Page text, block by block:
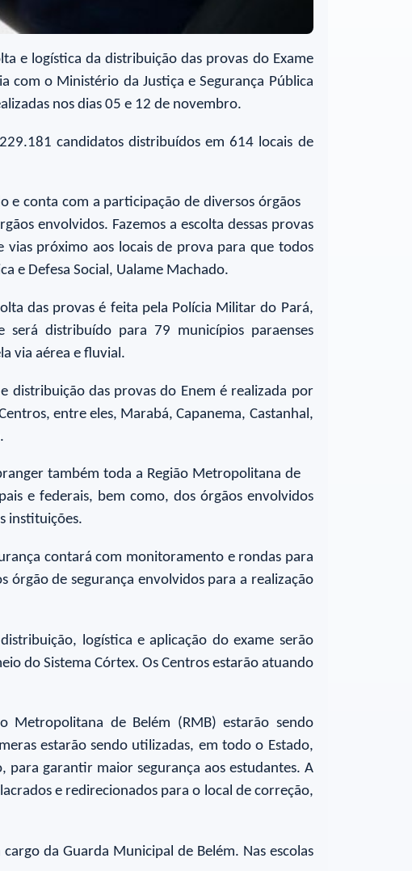
e logística da distribuição das provas do Exame
com o Ministério da Justiça e Segurança Pública
nos dias 05 e 12 de novembro.
candidatos distribuídos em 614 locais de
e conta com a participação de diversos órgãos
envolvidos. Fazemos a escolta dessas provas
vias próximo aos locais de prova para que todos
e Defesa Social, Ualame Machado.
das provas é feita pela Polícia Militar do Pará,
distribuído para 79 municípios paraenses
via aérea e fluvial.
distribuição das provas do Enem é realizada por
entre eles, Marabá, Capanema, Castanhal,
também toda a Região Metropolitana de
e federais, bem como, dos órgãos envolvidos
instituições.
contará com monitoramento e rondas para
órgão de segurança envolvidos para a realização
logística e aplicação do exame serão
do Sistema Córtex. Os Centros estarão atuando
Metropolitana de Belém (RMB) estarão sendo
estarão sendo utilizadas, em todo o Estado,
garantir maior segurança aos estudantes. A
e redirecionados para o local de correção,
da Guarda Municipal de Belém. Nas escolas